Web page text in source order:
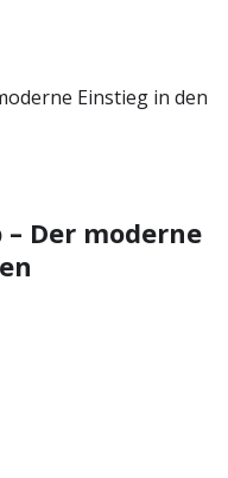
Der moderne